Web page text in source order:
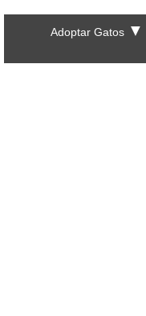
Adoptar Gatos ▼